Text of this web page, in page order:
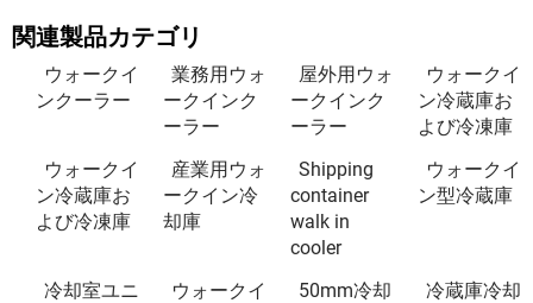
関連製品カテゴリ
ウォークイ
ンクーラー
業務用ウォ
ークインク
ーラー
屋外用ウォ
ークインク
ーラー
ウォークイ
ン冷蔵庫お
よび冷凍庫
ウォークイ
ン冷蔵庫お
よび冷凍庫
産業用ウォ
ークイン冷
却庫
Shipping
container
walk in
cooler
ウォークイ
ン型冷蔵庫
冷却室ユニ
ウォークイ
50mm冷却
冷蔵庫冷却